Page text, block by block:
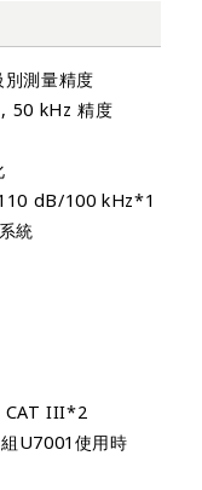
測量精度
50 kHz 精度
dB/100 kHz*1
統
III*2
U7001使用時